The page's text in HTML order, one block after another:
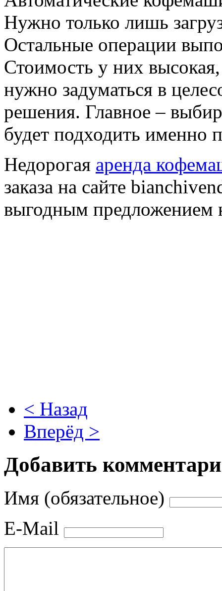
Нужно только лишь
Остальные операции
Стоимость у них
нужно задуматься в
решения. Главное –
будет подходить именно
Недорогая аренда
заказа на сайте
выгодным предложением
< Назад
Вперёд >
Добавить
Имя (обязательное)
E-Mail